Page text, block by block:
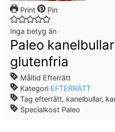
Print Pin
Inga betyg än
Paleo
glutenfria
Måltid Efterrätt
Kategori EFTERRÄTT
Tag efterrätt, kanelbullar,
Specialkost Paleo